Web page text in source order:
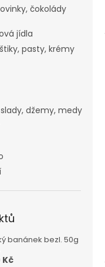
čokolády
jídla
pasty, krémy
džemy, medy
banánek bezl. 50g
Kč